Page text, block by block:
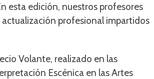
esta edición, nuestros profesores
profesional impartidos
Volante, realizado en las
Escénica en las Artes